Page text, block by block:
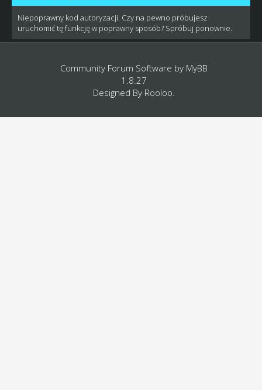
Niepoprawny kod autoryzacji. Czy na pewno próbujesz
uruchomić tę funkcję w poprawny sposób? Spróbuj ponownie.
Community Forum Software by MyBB
1.8.27
Designed By Rooloo.